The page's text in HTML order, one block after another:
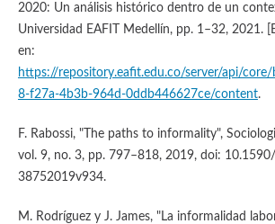
2020: Un análisis histórico dentro de un
Universidad EAFIT Medellín, pp. 1–32, 2021.
en:
https://repository.eafit.edu.co/server/api/
8-f27a-4b3b-964d-0ddb446627ce/content.
F. Rabossi, "The paths to informality",
vol. 9, no. 3, pp. 797–818, 2019, doi:
38752019v934.
M. Rodríguez y J. James, "La informalidad